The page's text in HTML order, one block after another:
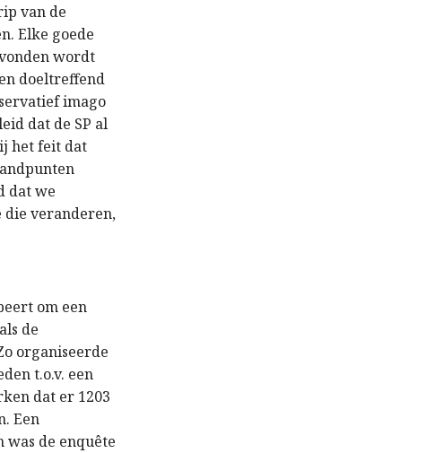
van de
Elke goede
wordt
doeltreffend
imago
dat de SP al
het feit dat
dat we
die veranderen,
om een
de
organiseerde
t.o.v. een
dat er 1203
Een
was de enquête